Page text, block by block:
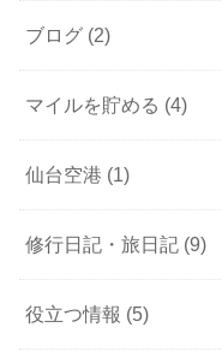
ブログ (2)
マイルを貯める (4)
仙台空港 (1)
修行日記・旅日記 (9)
役立つ情報 (5)